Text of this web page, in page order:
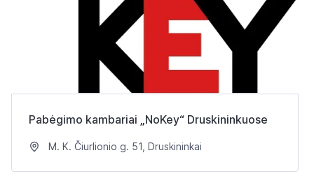
Pabėgimo kambariai „NoKey“ Druskininkuose
M. K. Čiurlionio g. 51, Druskininkai